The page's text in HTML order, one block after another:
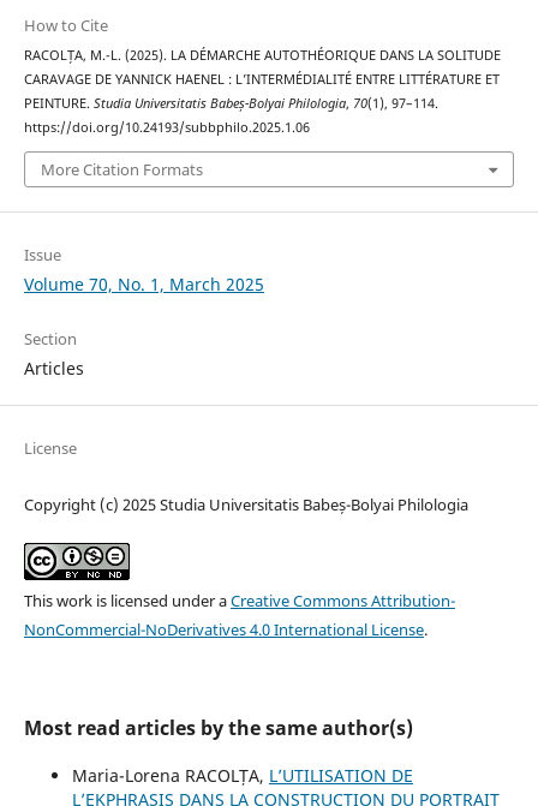
How to Cite
RACOLȚA, M.-L. (2025). LA DÉMARCHE AUTOTHÉORIQUE DANS LA SOLITUDE
CARAVAGE DE YANNICK HAENEL : L’INTERMÉDIALITÉ ENTRE LITTÉRATURE ET
PEINTURE. Studia Universitatis Babeș-Bolyai Philologia, 70(1), 97–114.
https://doi.org/10.24193/subbphilo.2025.1.06
More Citation Formats
Issue
Volume 70, No. 1, March 2025
Section
Articles
License
Copyright (c) 2025 Studia Universitatis Babeș-Bolyai Philologia
This work is licensed under aCreative Commons Attribution-
NonCommercial-NoDerivatives 4.0 International License.
Most read articles by the same author(s)
Maria-Lorena RACOLȚA, L’UTILISATION DE
L’EKPHRASIS DANS LA CONSTRUCTION DU PORTRAIT